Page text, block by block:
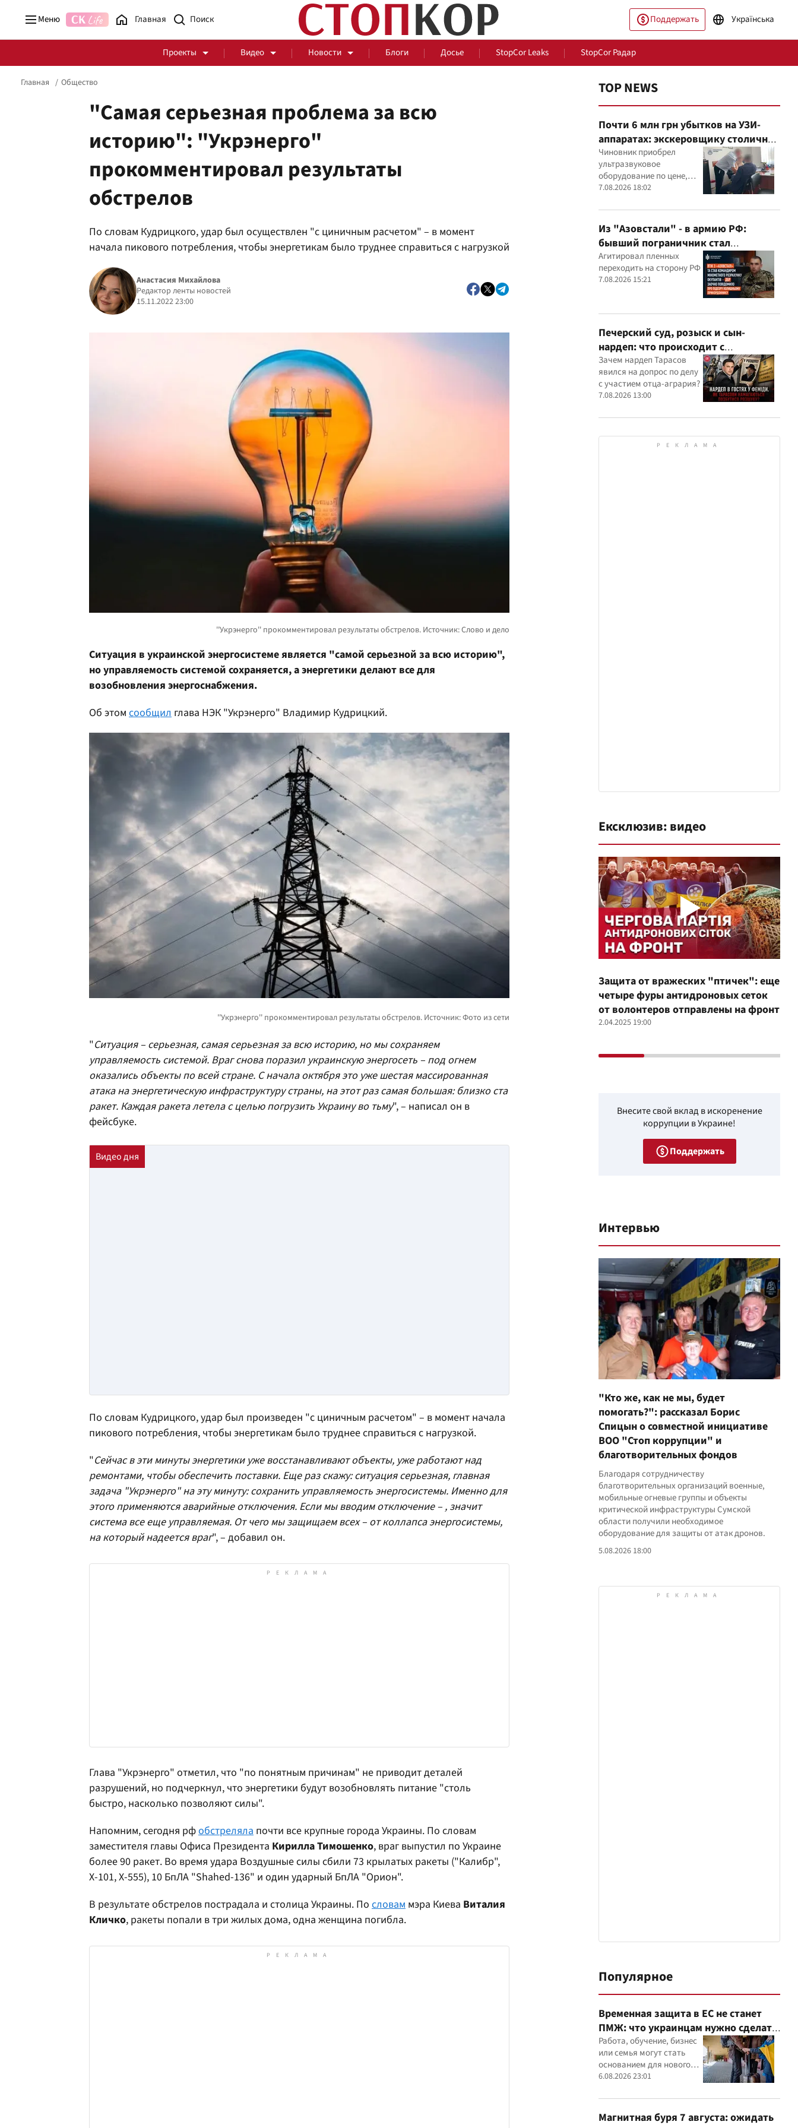
Меню Главная Поддержать Українська
Проекты Видео Новости Блоги Досье StopCor Leaks StopCor Радар
Стоп Политической Коррупции Честные закупки
Мир
Главная Общество
"Самая серьезная проблема за всю
историю": "Укрэнерго"
прокомментировал результаты
обстрелов
По словам Кудрицкого, удар был осуществлен "с циничным расчетом" – в момент
начала пикового потребления, чтобы энергетикам было труднее справиться с нагрузкой
Анастасия Михайлова
Редактор ленты новостей
15.11.2022 23:00
Ситуация в украинской энергосистеме является "самой серьезной за всю историю",
но управляемость системой сохраняется, а энергетики делают все для
возобновления энергоснабжения.
Об этом сообщил глава НЭК "Укрэнерго" Владимир Кудрицкий.
"Ситуация – серьезная, самая серьезная за всю историю, но мы сохраняем
управляемость системой. Враг снова поразил украинскую энергосеть – под огнем
оказались объекты по всей стране. С начала октября это уже шестая массированная
атака на энергетическую инфраструктуру страны, на этот раз самая большая: близко ста
ракет. Каждая ракета летела с целью погрузить Украину во тьму", – написал он в
фейсбуке.
По словам Кудрицкого, удар был произведен "с циничным расчетом" – в момент начала
пикового потребления, чтобы энергетикам было труднее справиться с нагрузкой.
"Сейчас в эти минуты энергетики уже восстанавливают объекты, уже работают над
ремонтами, чтобы обеспечить поставки. Еще раз скажу: ситуация серьезная, главная
задача "Укрэнерго" на эту минуту: сохранить управляемость энергосистемы. Именно для
этого применяются аварийные отключения. Если мы вводим отключение – , значит
система все еще управляемая. От чего мы защищаем всех – от коллапса энергосистемы,
на который надеется враг", – добавил он.
Глава "Укрэнерго" отметил, что "по понятным причинам" не приводит деталей
разрушений, но подчеркнул, что энергетики будут возобновлять питание "столь
быстро, насколько позволяют силы".
Напомним, сегодня рфобстреляла почти все крупные города Украины. По словам
заместителя главы Офиса Президента Кирилла Тимошенко, враг выпустил по Украине
более 90 ракет. Во время удара Воздушные силы сбили 73 крылатых ракеты ("Калибр",
Х-101, Х-555), 10 БпЛА "Shahed-136" и один ударный БпЛА "Орион".
В результате обстрелов пострадала и столица Украины. По словам мэра Киева Виталия
Кличко, ракеты попали в три жилых дома, одна женщина погибла.
TOP NEWS
Почти 6 млн грн убытков на УЗИ-
аппаратах: экскеровщику столичной
больницы объявили подозрение
Чиновник приобрел
ультразвуковое
оборудование по цене,
которая, как установили
значительно выше
рыночной
7.08.2026 18:02
Из "Азовстали" - в армию РФ:
бывший пограничник стал
командиром минометного расчета
оккупантов
Агитировал пленных
переходить на сторону РФ
7.08.2026 15:21
Печерский суд, розыск и сын-
нардеп: что происходит с
уголовными производствами с
участием агробарона Тарасова?
Зачем нардеп Тарасов
явился на допрос по делу
с участием отца-агрария?
7.08.2026 13:00
Ексклюзив: видео
Защита от вражеских "птичек": еще
четыре фуры антидроновых сеток
от волонтеров отправлены на фронт
2.04.2025 19:00
Внесите свой вклад в искоренение
коррупции в Украине!
Поддержать
Интервью
"Кто же, как не мы, будет
помогать?": рассказал Борис
Спицын о совместной инициативе
ВОО "Стоп коррупции" и
благотворительных фондов
Благодаря сотрудничеству
благотворительных организаций военные,
мобильные огневые группы и объекты
критической инфраструктуры Сумской
области получили необходимое
оборудование для защиты от атак дронов.
5.08.2026 18:00
Популярное
Временная защита в ЕС не станет
ПМЖ: что украинцам нужно сделать
до 2028 года
Работа, обучение, бизнес
или семья могут стать
основанием для нового
статуса в ЕС
6.08.2026 23:01
Магнитная буря 7 августа: ожидать